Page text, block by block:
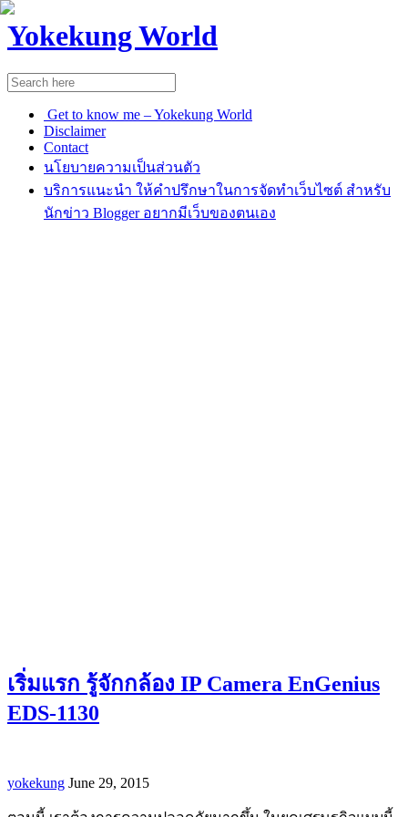
Yokekung World
Get to know me – Yokekung World
Disclaimer
Contact
นโยบายความเป็นส่วนตัว
บริการแนะนำ ให้คำปรึกษาในการจัดทำเว็บไซต์ สำหรับ
นักข่าว Blogger อยากมีเว็บของตนเอง
เริ่มแรก รู้จักกล้อง IP Camera EnGenius
EDS-1130
yokekung June 29, 2015